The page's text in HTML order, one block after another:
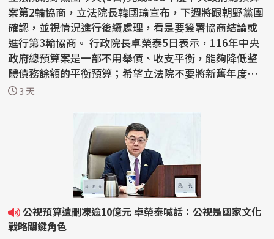
案第2輪協商，立法院長韓國瑜宣布，下週將跟朝野黨團
確認，並視情況進行後續處理，看是要簽署協商結論或
進行第3輪協商。 行政院長卓榮泰5日表示，116年中央
政府總預算案是一部不用舉債、收支平衡，能夠降低整
體債務餘額的平衡預算；希望立法院不要將新舊年度的
預算擺...
3 天
公視預算遭刪凍逾10億元 卓榮泰喊話：公視是國家文化
戰略關鍵角色